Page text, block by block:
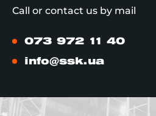
Call or contact us by mail
073 972 11 40
info@ssk.ua